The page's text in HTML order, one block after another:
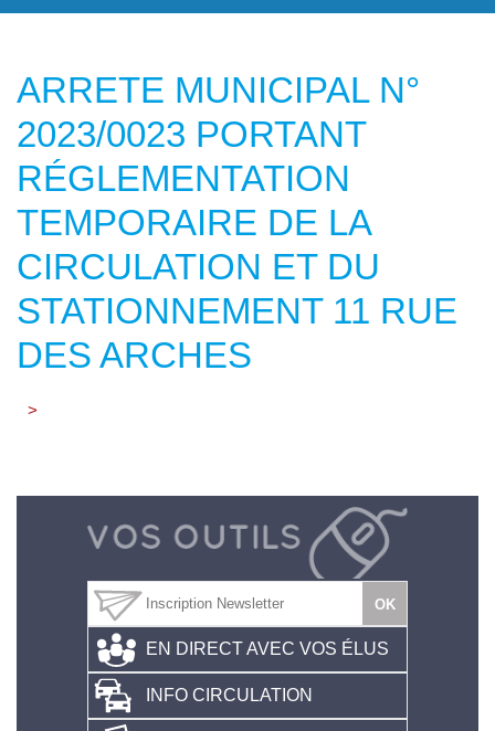
ARRETE MUNICIPAL N°
2023/0023 PORTANT
RÉGLEMENTATION
TEMPORAIRE DE LA
CIRCULATION ET DU
STATIONNEMENT 11 RUE
DES ARCHES
>
EN DIRECT AVEC VOS ÉLUS
INFO CIRCULATION